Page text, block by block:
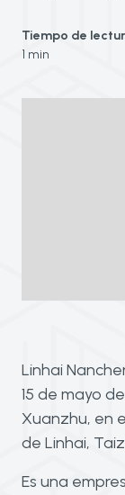
Tiempo de
1 min
Linhai
15 de mayo
Xuanzhu, en
de Linhai,
Es una